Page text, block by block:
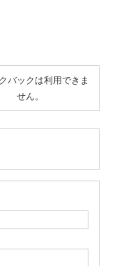
バックは利用できま
せん。